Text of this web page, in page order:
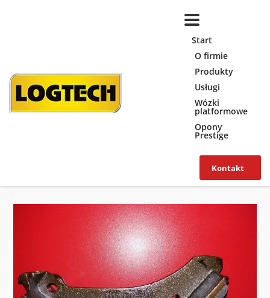
Start
O firmie
Produkty
Usługi
Wózki
platformowe
Opony
Prestige
Kontakt